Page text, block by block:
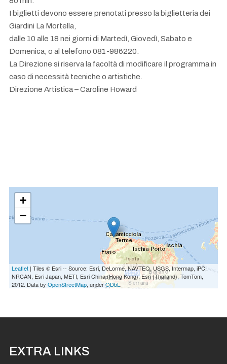
I biglietti devono essere prenotati presso la biglietteria dei
Giardini La Mortella,
dalle 10 alle 18 nei giorni di Martedì, Giovedì, Sabato e
Domenica, o al telefono 081-986220.
La Direzione si riserva la facoltà di modificare il programma in
caso di necessità tecniche o artistiche.
Direzione Artistica – Caroline Howard
+
−
Leaflet | Tiles © Esri -- Source: Esri, DeLorme, NAVTEQ, USGS, Intermap, iPC,
NRCAN, Esri Japan, METI, Esri China (Hong Kong), Esri (Thailand), TomTom,
2012. Data by OpenStreetMap, underODbL .
EXTRA LINKS